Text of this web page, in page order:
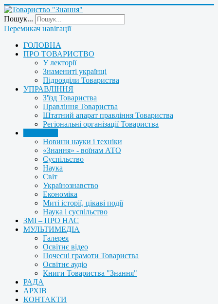
Пошук...
Перемикач навігації
ГОЛОВНА
ПРО ТОВАРИСТВО
У лекторії
Знамениті українці
Підрозділи Товариства
УПРАВЛІННЯ
З'їзд Товариства
Правління Товариства
Штатний апарат правління Товариства
Регіональні організації Товариства
Новини науки і техніки
«Знання» - воїнам АТО
Суспільство
Наука
Світ
Українознавство
Економіка
Миті історії, цікаві події
Наука і суспільство
ЗМІ – ПРО НАС
МУЛЬТИМЕДІА
Галерея
Освітнє відео
Почесні грамоти Товариства
Освітнє аудіо
Книги Товариства "Знання"
РАДА
АРХІВ
КОНТАКТИ